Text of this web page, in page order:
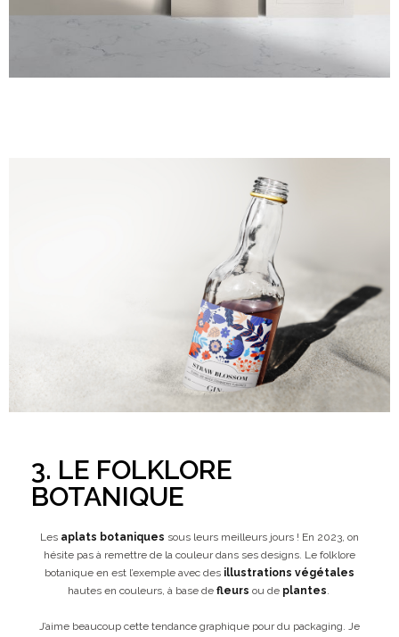
3. LE FOLKLORE
BOTANIQUE
Les aplats botaniques sous leurs meilleurs jours ! En 2023, on
hésite pas à remettre de la couleur dans ses designs. Le folklore
botanique en est l’exemple avec des illustrations végétales
hautes en couleurs, à base de fleurs ou de plantes.
J’aime beaucoup cette tendance graphique pour du packaging. Je